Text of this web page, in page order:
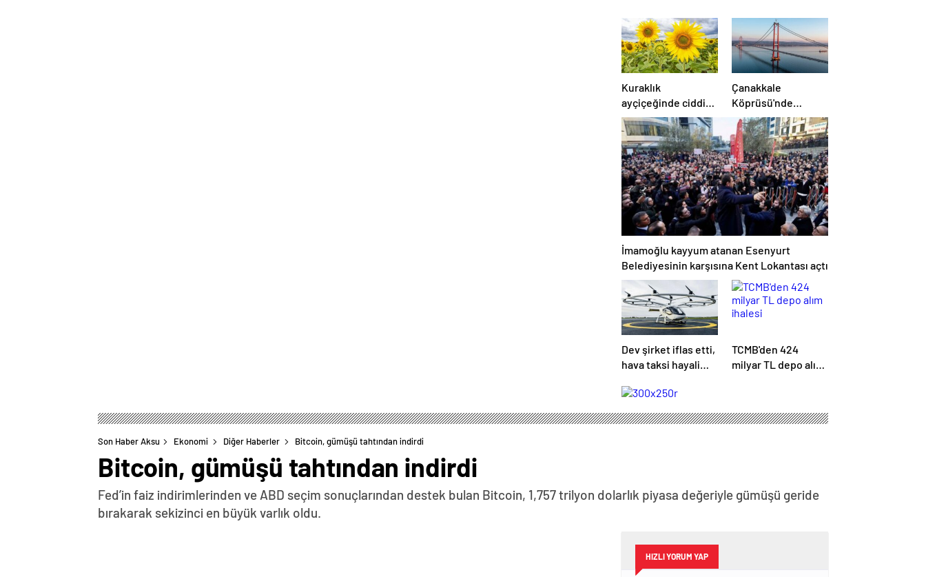
Kuraklık
ayçiçeğinde ciddi
verim kaybına
neden oldu
Çanakkale
Köprüsü'nde
AKP'nin hata payı
2024'te yüzde 84
oldu
İmamoğlu kayyum atanan Esenyurt
Belediyesinin karşısına Kent Lokantası açtı
Dev şirket iflas etti,
hava taksi hayali
TCMB'den 424
milyar TL depo alım
Son Haber Aksu Ekonomi Diğer Haberler Bitcoin, gümüşü tahtından indirdi
Bitcoin, gümüşü tahtından indirdi
Fed’in faiz indirimlerinden ve ABD seçim sonuçlarından destek bulan Bitcoin, 1,757 trilyon dolarlık piyasa değeriyle gümüşü geride
bırakarak sekizinci en büyük varlık oldu.
HIZLI YORUM YAP